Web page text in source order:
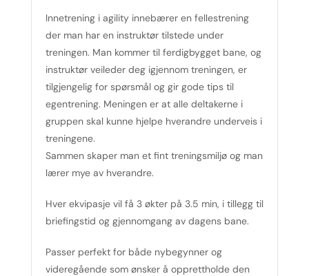
Innetrening i agility innebærer en fellestrening
der man har en instruktør tilstede under
treningen. Man kommer til ferdigbygget bane, og
instruktør veileder deg igjennom treningen, er
tilgjengelig for spørsmål og gir gode tips til
egentrening. Meningen er at alle deltakerne i
gruppen skal kunne hjelpe hverandre underveis i
treningene.
Sammen skaper man et fint treningsmiljø og man
lærer mye av hverandre.
Hver ekvipasje vil få 3 økter på 3.5 min, i tillegg til
briefingstid og gjennomgang av dagens bane.
Passer perfekt for både nybegynner og
videregående som ønsker å opprettholde den